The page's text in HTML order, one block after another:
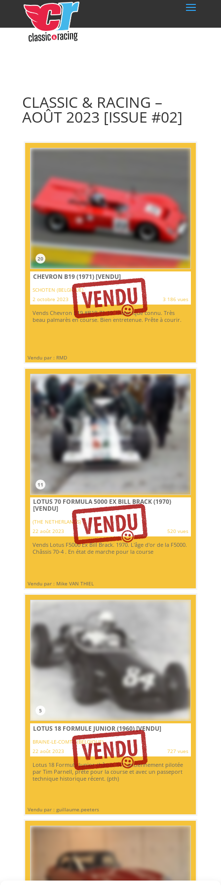
CLASSIC & RACING –
AOÛT 2023 [ISSUE #02]
20
CHEVRON B19 (1971)[VENDU]
SCHOTEN (BELGIQUE)
2 octobre 2023
3 186 vues
Vends Chevron B19 #B19-71-19. Historique connu. Très
beau palmarès en course. Bien entretenue. Prête à courir.
Vendu par : RMD
11
LOTUS 70 FORMULA 5000 EX BILL BRACK (1970)
[VENDU]
(THE NETHERLANDS)
22 août 2023
520 vues
Vends Lotus F5000 Ex Bill Brack. 1970. L'âge d'or de la F5000.
Châssis 70-4 . En état de marche pour la course
Vendu par : Mike VAN THIEL
5
LOTUS 18 FORMULE JUNIOR (1960)[VENDU]
BRAINE-LE-COMTE (BELGIQUE)
22 août 2023
727 vues
Lotus 18 Formula Junior châssis 741, anciennement pilotée
par Tim Parnell, prête pour la course et avec un passeport
technique historique récent. (pth)
Vendu par : guillaume.peeters